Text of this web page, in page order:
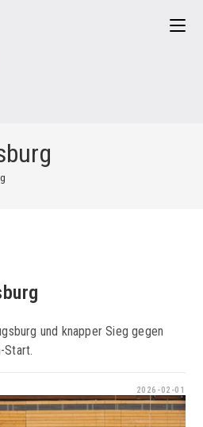
und knapper Sieg gegen
Start.
2026-02-01